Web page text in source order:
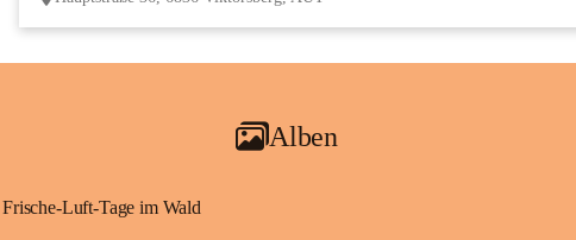
Alben
Frische-Luft-Tage im Wald